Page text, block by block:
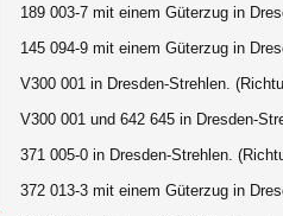
189 003-7 mit einem Güterzug in
145 094-9 mit einem Güterzug in
V300 001 in Dresden-Strehlen.
V300 001 und 642 645 in Dresden-
371 005-0 in Dresden-Strehlen.
372 013-3 mit einem Güterzug in